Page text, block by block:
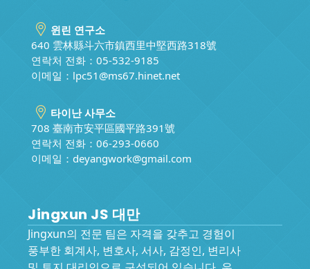
윈린 연구소
640 雲林縣斗六市鎮西里中堅西路318號
연락처 전화：05-532-9185
이메일： lpc51@ms67.hinet.net
타이난 사무소
708 臺南市安平區國平路391號
연락처 전화：06-293-0660
이메일： deyangwork@gmail.com
Jingxun JS 대만
Jingxun의 전문 팀은 자격을 갖추고 경험이
풍부한 회계사, 변호사, 서사, 감정인, 변리사